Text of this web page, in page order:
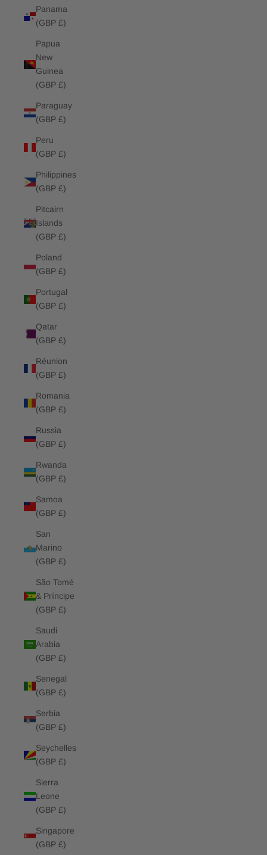
Panama
(GBP £)
Papua
New
Guinea
(GBP £)
Paraguay
(GBP £)
Peru
(GBP £)
Philippines
(GBP £)
Pitcairn
Islands
(GBP £)
Poland
(GBP £)
Portugal
(GBP £)
Qatar
(GBP £)
Réunion
(GBP £)
Romania
(GBP £)
Russia
(GBP £)
Rwanda
(GBP £)
Samoa
(GBP £)
San
Marino
(GBP £)
São Tomé
& Príncipe
(GBP £)
Saudi
Arabia
(GBP £)
Senegal
(GBP £)
Serbia
(GBP £)
Seychelles
(GBP £)
Sierra
Leone
(GBP £)
Singapore
(GBP £)